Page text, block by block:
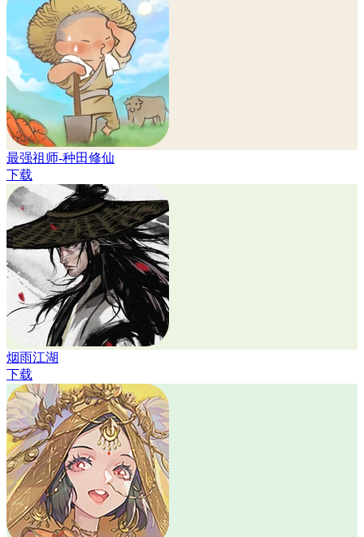
最强祖师-种田修仙
下载
烟雨江湖
下载